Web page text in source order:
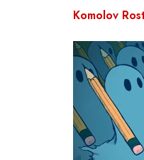
Komolov